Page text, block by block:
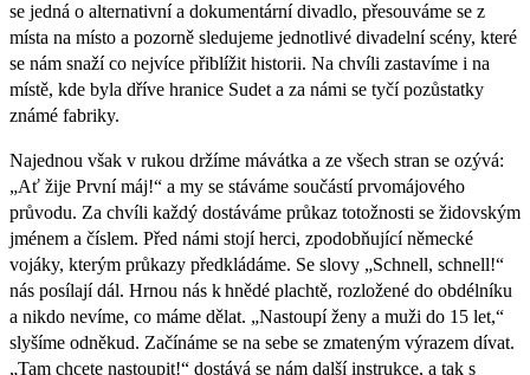
se jedná o alternativní a dokumentární divadlo, přesouváme se z
místa na místo a pozorně sledujeme jednotlivé divadelní scény, které
se nám snaží co nejvíce přiblížit historii. Na chvíli zastavíme i na
místě, kde byla dříve hranice Sudet a za námi se tyčí pozůstatky
známé fabriky.
Najednou však v rukou držíme mávátka a ze všech stran se ozývá:
„Ať žije První máj!“ a my se stáváme součástí prvomájového
průvodu. Za chvíli každý dostáváme průkaz totožnosti se židovským
jménem a číslem. Před námi stojí herci, zpodobňující německé
vojáky, kterým průkazy předkládáme. Se slovy „Schnell, schnell!“
nás posílají dál. Hrnou nás k hnědé plachtě, rozložené do obdélníku
a nikdo nevíme, co máme dělat. „Nastoupí ženy a muži do 15 let,“
slyšíme odněkud. Začínáme se na sebe se zmateným výrazem dívat.
„Tam chcete nastoupit!“ dostává se nám další instrukce, a tak s